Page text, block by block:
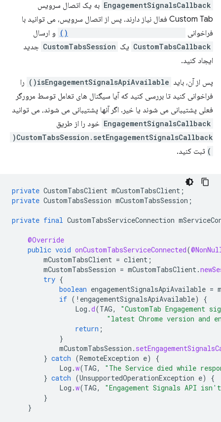
EngagementSignalsCallback به یک اتصال سرویس
Custom Tab فعال نیاز دارند. پس از اتصال سرویس، می توانید با
فراخوانی
و ارسال
CustomTabsCallback یک CustomTabsSession جدید
ایجاد کنید.
پس از آن، باید isEngagementSignalsApiAvailable()
را
فراخوانی کنید تا بررسی کنید که آیا سیگنال های تعامل توسط مرورگر
فعلی پشتیبانی می شوند یا خیر. اگر آنها پشتیبانی می شوند، می توانید
EngagementSignalsCallback خود را از طریق
CustomTabsSession.setEngagementSignalsCallback(
) ثبت کنید.
private CustomTabsClient mCustomTabsClient ;
private CustomTabsSession mCustomTabsSession ;
private final CustomTabsServiceConnection
@Override
public void onCustomTabsServiceConnected(
mCustomTabsClient = client ;
mCustomTabsSession = mCustomTabsClient.
try {
boolean engagementSignalsApiAvailable =
if ( ! engagementSignalsApiAvailable)
{
Log .d(TAG,
"CustomTab
"latest Chrome version and
return ;
}
mCustomTabsSession .
} catch (RemoteException e)
{
Log .w(TAG,
"The Service died while
} catch (UnsupportedOperationException e)
{
Log .w(TAG,
"Engagement Signals API
}
}